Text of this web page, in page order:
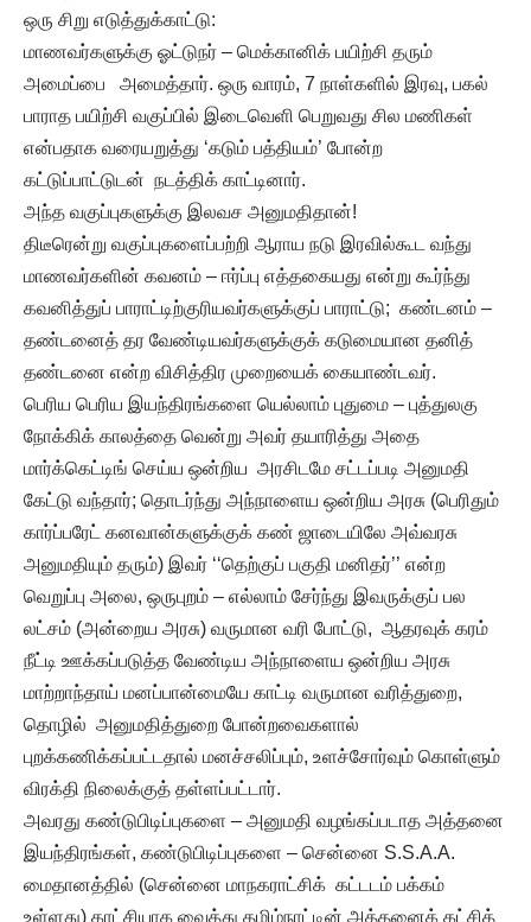
ஒரு சிறு எடுத்துக்காட்டு:
மாணவர்களுக்கு ஓட்டுநர் – மெக்கானிக் பயிற்சி தரும்
அமைப்பை அமைத்தார். ஒரு வாரம், 7 நாள்களில் இரவு, பகல்
பாராத பயிற்சி வகுப்பில் இடைவெளி பெறுவது சில மணிகள்
என்பதாக வரையறுத்து ‘கடும் பத்தியம்’ போன்ற
கட்டுப்பாட்டுடன் நடத்திக் காட்டினார்.
அந்த வகுப்புகளுக்கு இலவச அனுமதிதான்!
திடீரென்று வகுப்புகளைப்பற்றி ஆராய நடு இரவில்கூட வந்து
மாணவர்களின் கவனம் – ஈர்ப்பு எத்தகையது என்று கூர்ந்து
கவனித்துப் பாராட்டிற்குரியவர்களுக்குப் பாராட்டு; கண்டனம் –
தண்டனைத் தர வேண்டியவர்களுக்குக் கடுமையான தனித்
தண்டனை என்ற விசித்திர முறையைக் கையாண்டவர்.
பெரிய பெரிய இயந்திரங்களை யெல்லாம் புதுமை – புத்துலகு
நோக்கிக் காலத்தை வென்று அவர் தயாரித்து அதை
மார்க்கெட்டிங் செய்ய ஒன்றிய அரசிடமே சட்டப்படி அனுமதி
கேட்டு வந்தார்; தொடர்ந்து அந்நாளைய ஒன்றிய அரசு (பெரிதும்
கார்ப்பரேட் கனவான்களுக்குக் கண் ஜாடையிலே அவ்வரசு
அனுமதியும் தரும்) இவர் ‘‘தெற்குப் பகுதி மனிதர்’’ என்ற
வெறுப்பு அலை, ஒருபுறம் – எல்லாம் சேர்ந்து இவருக்குப் பல
லட்சம் (அன்றைய அரசு) வருமான வரி போட்டு, ஆதரவுக் கரம்
நீட்டி ஊக்கப்படுத்த வேண்டிய அந்நாளைய ஒன்றிய அரசு
மாற்றாந்தாய் மனப்பான்மையே காட்டி வருமான வரித்துறை,
தொழில் அனுமதித்துறை போன்றவைகளால்
புறக்கணிக்கப்பட்டதால் மனச்சலிப்பும், உளச்சோர்வும் கொள்ளும்
விரக்தி நிலைக்குத் தள்ளப்பட்டார்.
அவரது கண்டுபிடிப்புகளை – அனுமதி வழங்கப்படாத அத்தனை
இயந்திரங்கள், கண்டுபிடிப்புகளை – சென்னை S.S.A.A.
மைதானத்தில் (சென்னை மாநகராட்சிக் கட்டடம் பக்கம்
உள்ளது) காட்சியாக வைத்து தமிழ்நாட்டின் அத்தனைக் கட்சித்